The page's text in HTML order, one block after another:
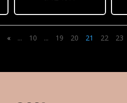
« ... 10 ... 19 20 21 22 23